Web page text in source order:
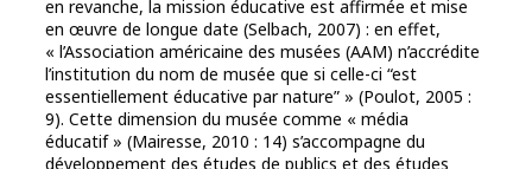
en revanche, la mission éducative est affirmée et mise
en œuvre de longue date (Selbach, 2007) : en effet,
« l’Association américaine des musées (AAM) n’accrédite
l’institution du nom de musée que si celle-ci “est
essentiellement éducative par nature” » (Poulot, 2005 :
9). Cette dimension du musée comme « média
éducatif » (Mairesse, 2010 : 14) s’accompagne du
développement des études de publics et des études